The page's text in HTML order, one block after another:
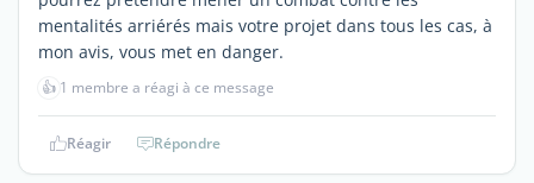
mentalités arriérés mais votre projet dans tous les cas, à
mon avis, vous met en danger.
👍 1 membre a réagi à ce message
Réagir Répondre